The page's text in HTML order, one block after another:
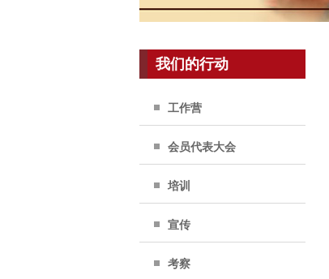
我们的行动
工作营
会员代表大会
培训
宣传
考察